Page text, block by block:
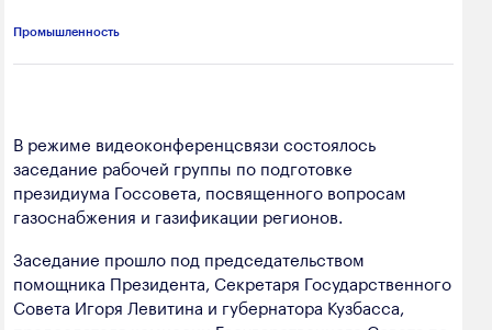
Химическая промышленность
Машиностроение
Промышленность строительных материалов
Добыча общераспространенных
полезных ископаемых
Лёгкая промышленность
Новости
промышленности
650000, г. Кемерово, пр. Советский, 63
+7 (3842) 58-78-61
dprom@ako.ru
Создание сайта — Мэйк
Промышленность
В режиме видеоконференцсвязи состоялось
заседание рабочей группы по подготовке
президиума Госсовета, посвященного вопросам
газоснабжения и газификации регионов.
Заседание прошло под председательством
помощника Президента, Секретаря Государственного
Совета Игоря Левитина и губернатора Кузбасса,